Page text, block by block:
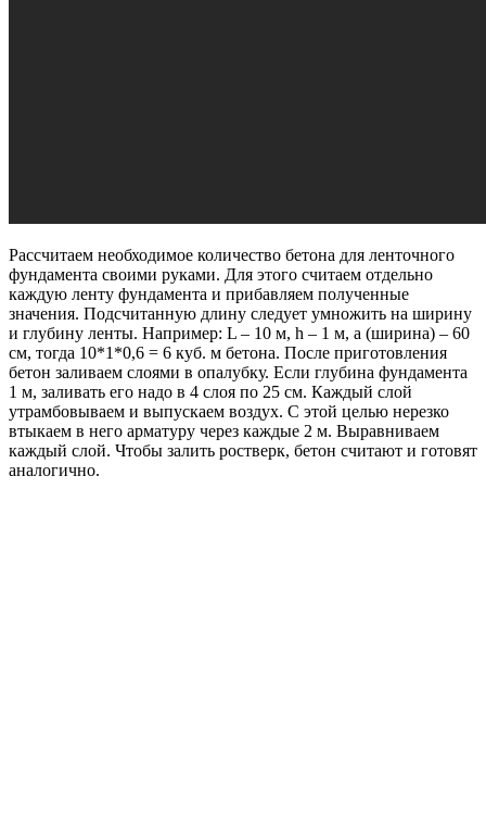
Рассчитаем необходимое количество бетона для ленточного
фундамента своими руками. Для этого считаем отдельно
каждую ленту фундамента и прибавляем полученные
значения. Подсчитанную длину следует умножить на ширину
и глубину ленты. Например: L – 10 м, h – 1 м, a (ширина) – 60
см, тогда 10*1*0,6 = 6 куб. м бетона. После приготовления
бетон заливаем слоями в опалубку. Если глубина фундамента
1 м, заливать его надо в 4 слоя по 25 см. Каждый слой
утрамбовываем и выпускаем воздух. С этой целью нерезко
втыкаем в него арматуру через каждые 2 м. Выравниваем
каждый слой. Чтобы залить ростверк, бетон считают и готовят
аналогично.